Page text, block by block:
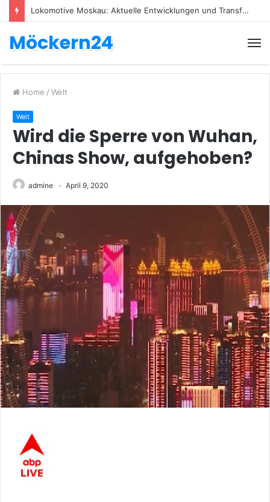
Lokomotive Moskau: Aktuelle Entwicklungen und Transfers
Möckern24
Home / Welt
Welt
Wird die Sperre von Wuhan,
Chinas Show, aufgehoben?
admine April 9, 2020